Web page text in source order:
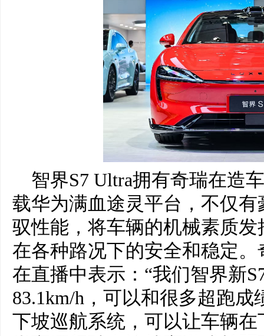
智界S7 Ultra拥有奇瑞在造
载华为满血途灵平台，不仅
驭性能，将车辆的机械素质
在各种路况下的安全和稳定
在直播中表示：“我们智界新
83.1km/h，可以和很多超跑
下坡巡航系统，可以让车辆